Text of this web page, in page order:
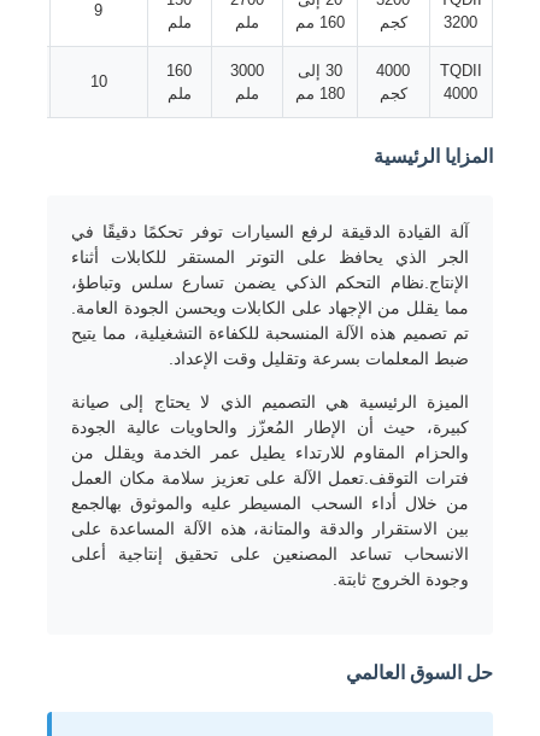
خط بثق الأسلاك
ماكينة تجديل اللف المزدوج
آلة مدرعة
آلة التغليف
آلة تويست واحدة
آلة الكابلات
آلة وضع الأسلاك
3200
كجم
160 مم
ملم
ملم
9
TQDII
4000
4000
كجم
30 إلى
180 مم
3000
ملم
160
ملم
10
المزايا الرئيسية
آلة القيادة الدقيقة لرفع السيارات توفر تحكمًا دقيقًا في
الجر الذي يحافظ على التوتر المستقر للكابلات أثناء
الإنتاج.نظام التحكم الذكي يضمن تسارع سلس وتباطؤ،
مما يقلل من الإجهاد على الكابلات ويحسن الجودة العامة.
تم تصميم هذه الآلة المنسحبة للكفاءة التشغيلية، مما يتيح
ضبط المعلمات بسرعة وتقليل وقت الإعداد.
الميزة الرئيسية هي التصميم الذي لا يحتاج إلى صيانة
كبيرة، حيث أن الإطار المُعزّز والحاويات عالية الجودة
والحزام المقاوم للارتداء يطيل عمر الخدمة ويقلل من
فترات التوقف.تعمل الآلة على تعزيز سلامة مكان العمل
من خلال أداء السحب المسيطر عليه والموثوق بهالجمع
بين الاستقرار والدقة والمتانة، هذه الآلة المساعدة على
الانسحاب تساعد المصنعين على تحقيق إنتاجية أعلى
وجودة الخروج ثابتة.
حل السوق العالمي